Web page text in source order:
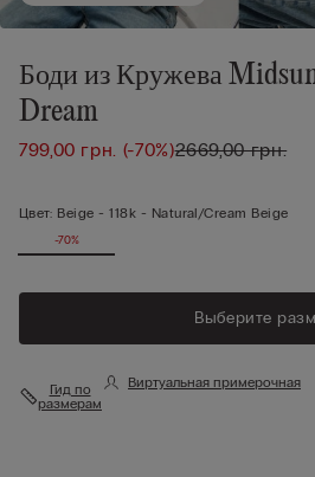
Боди из Кружева
Dream
799,00 грн. (-70%)2669,00 грн.
Цвет: Beige -118k - Natural/cream Beige
-70%
Выберите
Гид по
размерам
Виртуальная примерочная